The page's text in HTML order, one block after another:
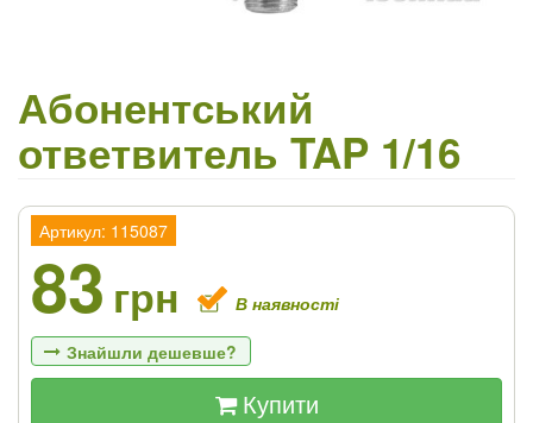
Абонентський
ответвитель TAP 1/16
Артикул: 115087
83 грн В наявності
Знайшли дешевше?
Купити